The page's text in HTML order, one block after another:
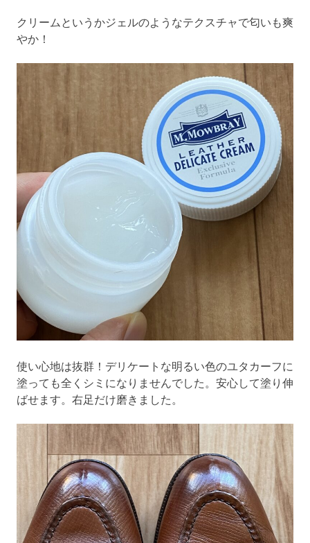
クリームというかジェルのようなテクスチャで匂いも爽
やか！
使い心地は抜群！デリケートな明るい色のユタカーフに
塗っても全くシミになりませんでした。安心して塗り伸
ばせます。右足だけ磨きました。